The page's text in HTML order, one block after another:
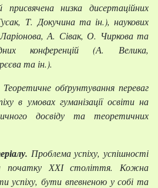
присвячена низка дисертаційних
Т. Докучина та ін.), наукових
А. Сівак, О. Чиркова та
конференцій (А. Велика,
та ін.).
Теоретичне обґрунтування переваг
в умовах гуманізації освіти на
досвіду та теоретичних
Проблема успіху, успішності
початку ХХІ століття. Кожна
успіху, бути впевненою у собі та